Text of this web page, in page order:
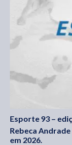
Esporte 93 –
Rebeca
em 2026.